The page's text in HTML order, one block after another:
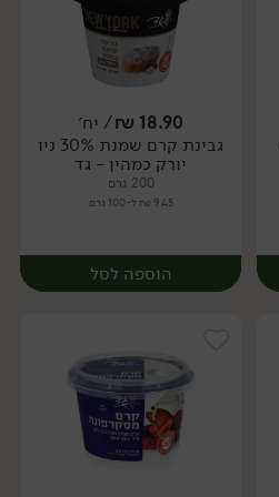
יח׳
18.90
₪/ יח׳
גבינת קרם שמנת 30% ניו
יורק כמהין - גד
200 גרם
9.45 ₪ ל-100 גרם
הוספה לסל